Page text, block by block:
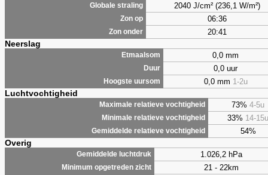
Globale straling 2040 J/cm² (236,1 W/m²)
Zon op 06:36
Zon onder 20:41
Neerslag
Etmaalsom 0,0 mm
Duur 0,0 uur
Hoogste uursom 0,0 mm 1-2u
Luchtvochtigheid
Maximale relatieve vochtigheid 73% 4-5u
Minimale relatieve vochtigheid 33% 14-15u
Gemiddelde relatieve vochtigheid 54%
Overig
Gemiddelde luchtdruk 1.026,2 hPa
Minimum opgetreden zicht 21 - 22km